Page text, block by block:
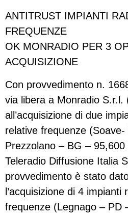
ANTITRUST IMPIANTI
FREQUENZE
OK MONRADIO PER 3
ACQUISIZIONE
Con provvedimento n.
via libera a Monradio S.r.l.
all’acquisizione di due
relative frequenze
Prezzolano – BG –
Teleradio Diffusione Italia
provvedimento è stato
l’acquisizione di 4
frequenze (Legnago – PD